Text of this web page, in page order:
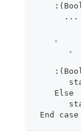
      ...
    。
       。
    Else
End case